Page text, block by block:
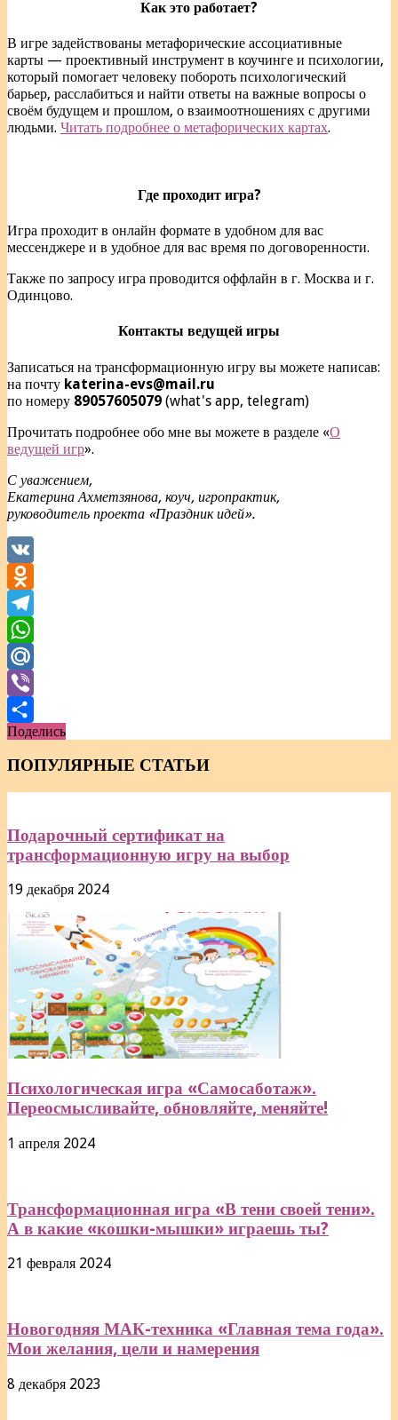
Как это работает?
В игре задействованы метафорические ассоциативные
карты — проективный инструмент в коучинге и психологии,
который помогает человеку побороть психологический
барьер, расслабиться и найти ответы на важные вопросы о
своём будущем и прошлом, о взаимоотношениях с другими
людьми. Читать подробнее о метафорических картах.
Где проходит игра?
Игра проходит в онлайн формате в удобном для вас
мессенджере и в удобное для вас время по договоренности.
Также по запросу игра проводится оффлайн в г. Москва и г.
Одинцово.
Контакты ведущей игры
Записаться на трансформационную игру вы можете написав:
на почту katerina-evs@mail.ru
по номеру 89057605079 (what's app, telegram)
Прочитать подробнее обо мне вы можете в разделе «О
ведущей игр».
С уважением,
Екатерина Ахметзянова, коуч, игропрактик,
руководитель проекта «Праздник идей».
VK
Odnoklassniki
Telegram
WhatsApp
Mail.Ru
Viber
Отправить
Поделись
ПОПУЛЯРНЫЕ СТАТЬИ
Подарочный сертификат на
трансформационную игру на выбор
19 декабря 2024
Психологическая игра «Самосаботаж».
Переосмысливайте, обновляйте, меняйте!
1 апреля 2024
Трансформационная игра «В тени своей тени».
А в какие «кошки-мышки» играешь ты?
21 февраля 2024
Новогодняя МАК-техника «Главная тема года».
Мои желания, цели и намерения
8 декабря 2023